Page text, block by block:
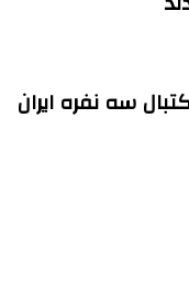
سه نفره ایران